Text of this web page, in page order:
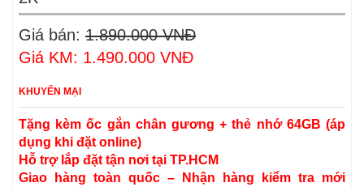
Giá bán: 1.890.000 VNĐ
Giá KM: 1.490.000 VNĐ
KHUYẾN MẠI
Tặng kèm ốc gắn chân gương + thẻ nhớ 64GB (áp
dụng khi đặt online)
Hỗ trợ lắp đặt tận nơi tại TP.HCM
Giao hàng toàn quốc – Nhận hàng kiểm tra mới